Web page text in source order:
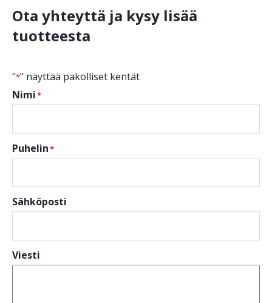
Ota yhteyttä ja kysy lisää
tuotteesta
"*" näyttää pakolliset kentät
Nimi*
Puhelin*
Sähköposti
Viesti